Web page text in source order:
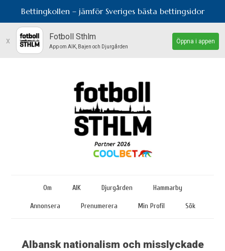
Bettingkollen – jämför Sveriges bästa bettingsidor
x Fotboll Sthlm
App om AIK, Bajen och Djurgården
Öppna i appen
Om AIK Djurgården Hammarby
Annonsera Prenumerera Min Profil Sök
Albansk nationalism och misslyckade